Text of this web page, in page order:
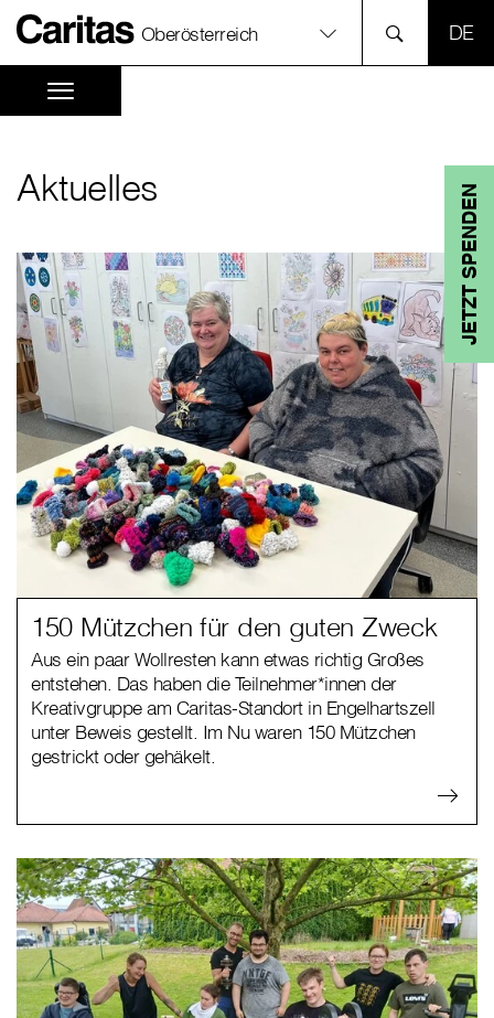
Oberösterreich
JETZT SPENDEN
Aktuelles
150 Mützchen für den guten Zweck
Aus ein paar Wollresten kann etwas richtig Großes
entstehen. Das haben die Teilnehmer*innen der
Kreativgruppe am Caritas-Standort in Engelhartszell
unter Beweis gestellt. Im Nu waren 150 Mützchen
gestrickt oder gehäkelt.